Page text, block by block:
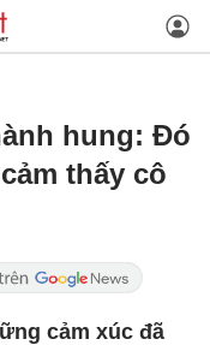
hung: Đó
thấy cô
cảm xúc đã